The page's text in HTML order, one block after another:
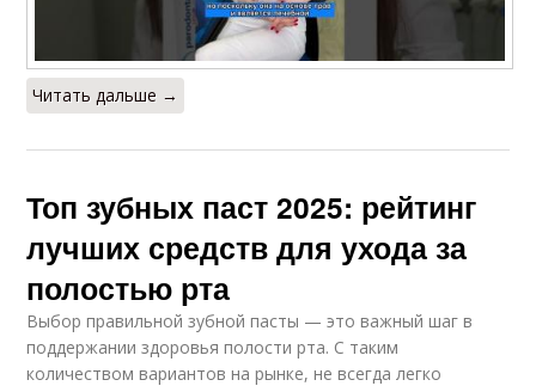
Читать дальше →
Топ зубных паст 2025: рейтинг
лучших средств для ухода за
полостью рта
Выбор правильной зубной пасты — это важный шаг в
поддержании здоровья полости рта. С таким
количеством вариантов на рынке, не всегда легко